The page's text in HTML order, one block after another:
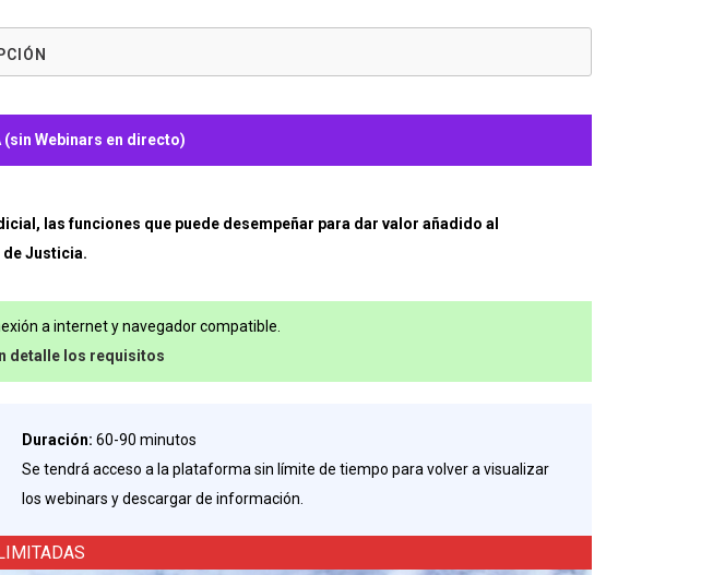
(sin Webinars en directo)
las funciones que puede desempeñar para dar valor añadido al
Justicia.
a internet y navegador compatible.
detalle los requisitos
Duración: 60-90 minutos
Se tendrá acceso a la plataforma sin límite de tiempo para volver a visualizar
los webinars y descargar de información.